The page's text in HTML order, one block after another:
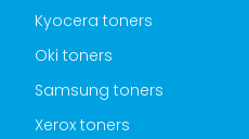
Kyocera toners
Oki toners
Samsung toners
Xerox toners